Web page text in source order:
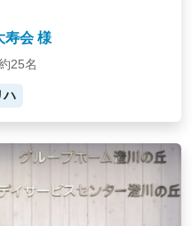
寿会 様
25名
ハ